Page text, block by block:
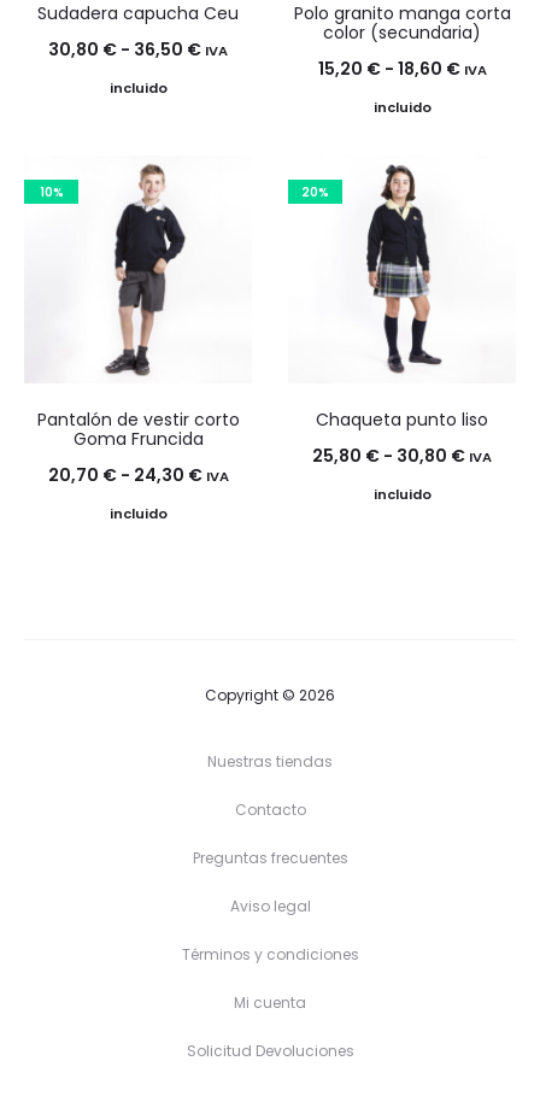
Sudadera capucha Ceu
30,80 € - 36,50 €Rango
IVA
incluido
Polo granito manga corta
color (secundaria)
15,20 € - 18,60 €Rango
IVA
incluido
10%
Pantalón de vestir corto
Goma Fruncida
20,70 € - 24,30 €Rango
24,30 €
IVA
incluido
20%
Chaqueta punto liso
25,80 € - 30,80 €Rango
IVA
incluido
Copyright © 2026
Nuestras tiendas
Contacto
Preguntas frecuentes
Aviso legal
Términos y condiciones
Mi cuenta
Solicitud Devoluciones